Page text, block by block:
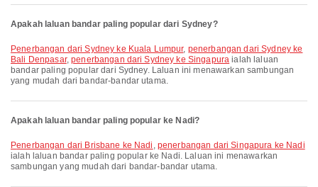
Apakah laluan bandar paling popular dari Sydney?
penerbangan dari Sydney ke Kuala Lumpur, penerbangan dari Sydney ke
Bali Denpasar,penerbangan dari Sydney ke Singapura ialah laluan
bandar paling popular dari Sydney. Laluan ini menawarkan sambungan
yang mudah dari bandar-bandar utama.
Apakah laluan bandar paling popular ke Nadi?
penerbangan dari Brisbane ke Nadi , penerbangan dari Singapura ke Nadi
ialah laluan bandar paling popular ke Nadi. Laluan ini menawarkan
sambungan yang mudah dari bandar-bandar utama.